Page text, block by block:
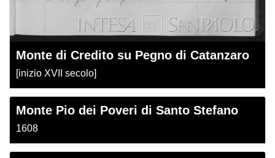
Monte di Credito su Pegno di Catanzaro
[inizio XVII secolo]
Monte Pio dei Poveri di Santo Stefano
1608